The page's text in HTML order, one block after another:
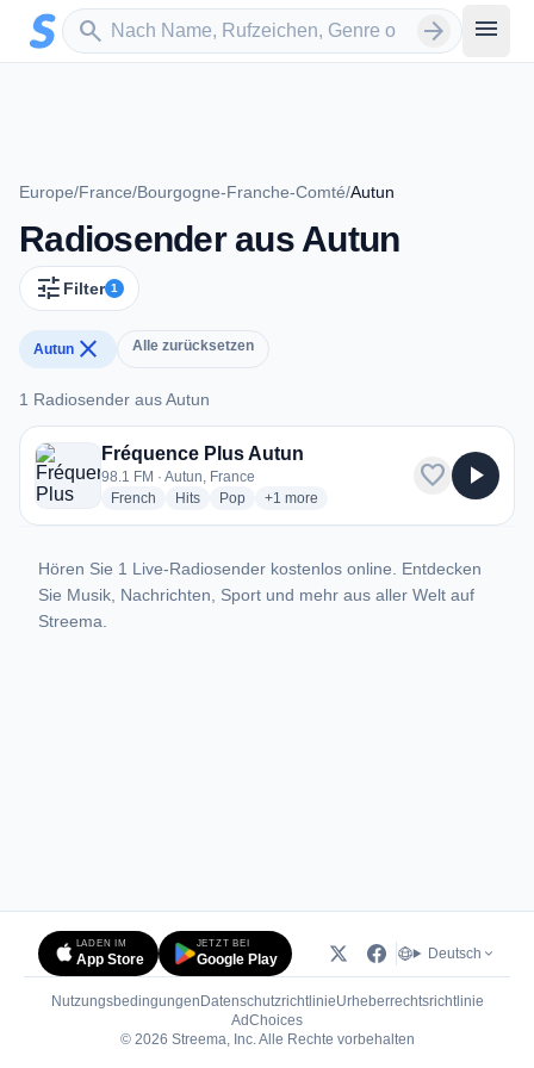
Zum Hauptinhalt springen
search
Sender suchen arrow_forward menu
Europe/France/Bourgogne-Franche-Comté/Autun
Radiosender aus Autun
tune Filter 1
Autun close Alle zurücksetzen
1 Radiosender aus Autun
1 Radiosender aus Autun
Fréquence Plus Autun
98.1 FM · Autun, France
French radio stations
Hitsradio stations
Popradio stations
+1 more genres for Fréquence Plus Autun
more
favorite play_arrow
Hören Sie 1 Live-Radiosender kostenlos online. Entdecken
Sie Musik, Nachrichten, Sport und mehr aus aller Welt auf
Streema.
LADEN IM
App Store
JETZT BEI
Google Play Deutsch
Nutzungsbedingungen DatenschutzrichtlinieUrheberrechtsrichtlinie
AdChoices(öffnet in neuem Tab)
© 2026 Streema, Inc. Alle Rechte vorbehalten